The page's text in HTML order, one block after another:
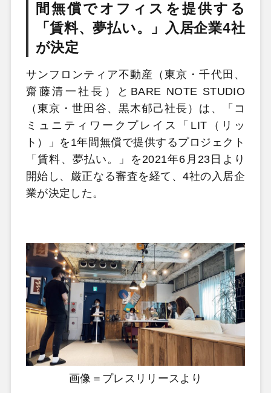
間無償でオフィスを提供する
「賃料、夢払い。」入居企業4社
が決定
サンフロンティア不動産（東京・千代田、
齋藤清一社長）とBARE NOTE STUDIO
（東京・世田谷、黒木郁己社長）は、「コ
ミュニティワークプレイス「LIT（リッ
ト）」を1年間無償で提供するプロジェクト
「賃料、夢払い。」を2021年6月23日より
開始し、厳正なる審査を経て、4社の入居企
業が決定した。
画像＝プレスリリースより